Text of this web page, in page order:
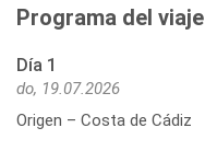
Programa del viaje
Día 1
do, 19.07.2026
Origen – Costa de Cádiz